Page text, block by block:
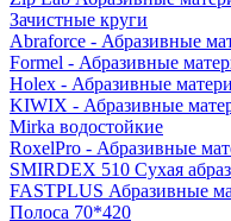
Зачистные круги
Abraforce - Абразивные
Formel - Абразивные
Holex - Абразивные
KIWIX - Абразивные
Mirka водостойкие
RoxelPro - Абразивные
SMIRDEX 510 Сухая
FASTPLUS Абразивные
Полоса 70*420